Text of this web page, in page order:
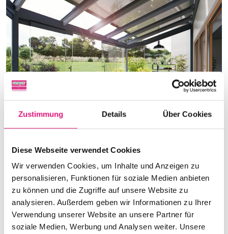
Zustimmung Details Über Cookies
Diese Webseite verwendet Cookies
Wir verwenden Cookies, um Inhalte und Anzeigen zu
personalisieren, Funktionen für soziale Medien anbieten
zu können und die Zugriffe auf unsere Website zu
analysieren. Außerdem geben wir Informationen zu Ihrer
Verwendung unserer Website an unsere Partner für
soziale Medien, Werbung und Analysen weiter. Unsere
Schatten und verwandeln Ihren
Wintergarten in eine gemütliche
Wohlfühloase.